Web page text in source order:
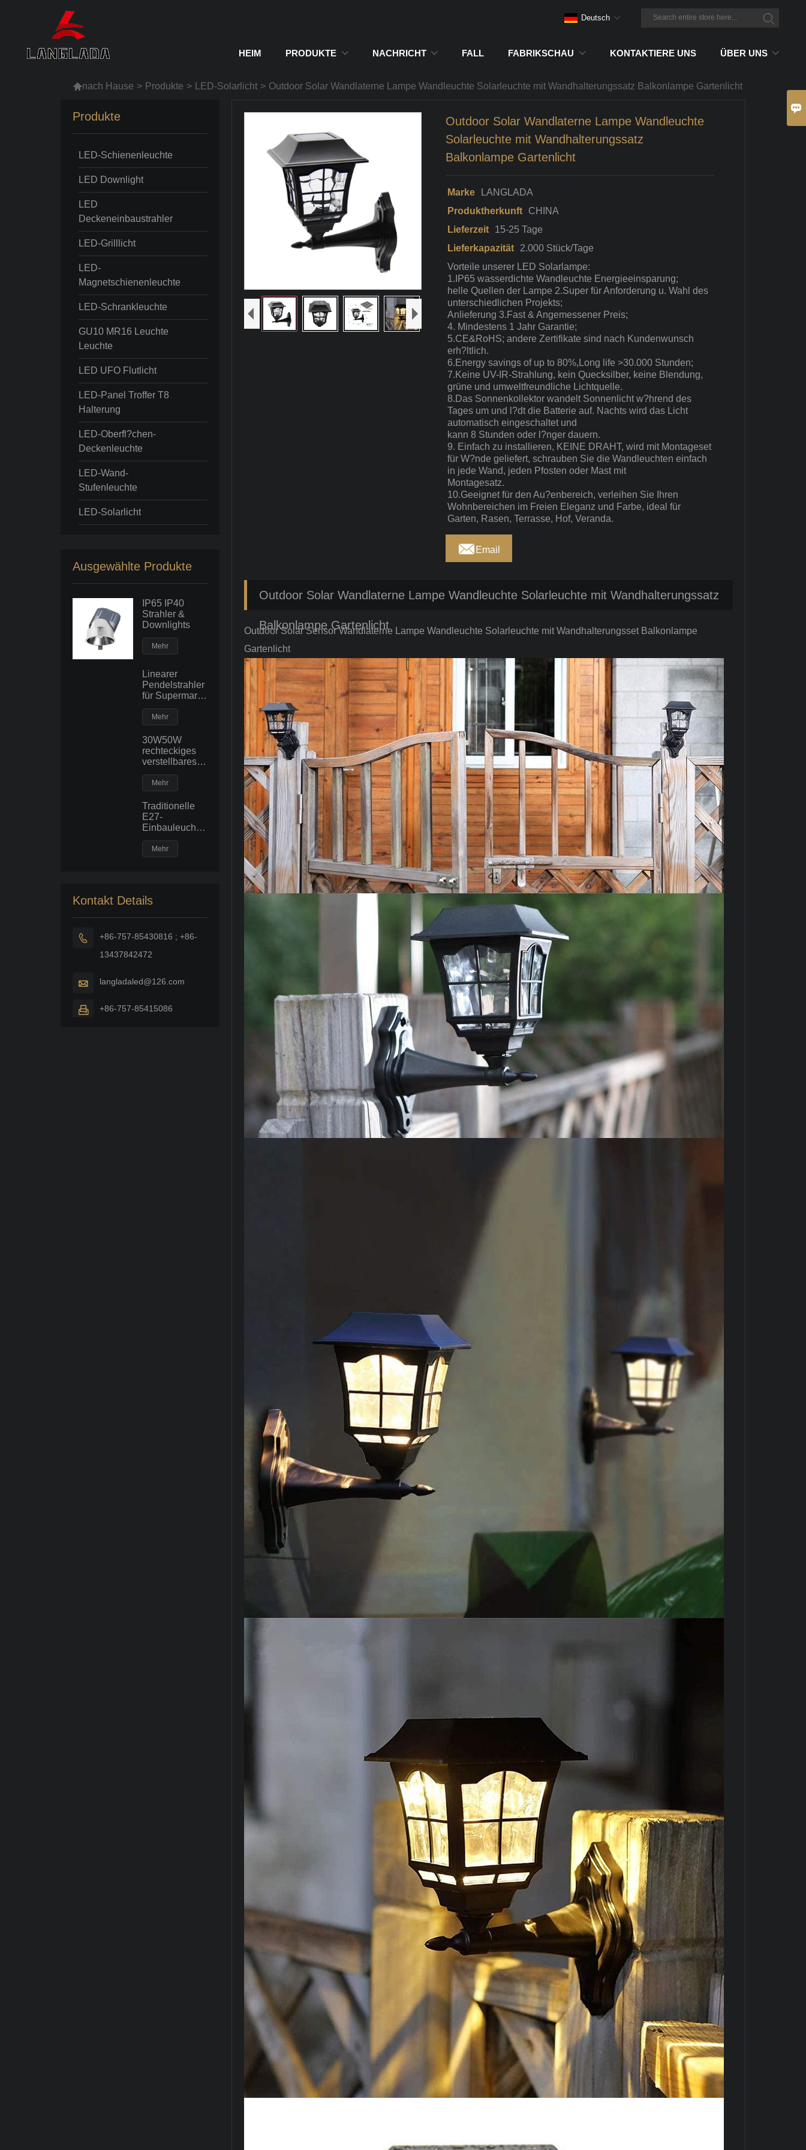
HEIM PRODUKTE NACHRICHT FALL FABRIKSCHAU KONTAKTIERE UNS ÜBER UNS
Deutsch
nach Hause > Produkte > LED-Solarlicht > Outdoor Solar Wandlaterne Lampe Wandleuchte Solarleuchte mit Wandhalterungssatz Balkonlampe Gartenlicht
Produkte
LED-Schienenleuchte
LED Downlight
LED
Deckeneinbaustrahler
LED-Grilllicht
LED-
Magnetschienenleuchte
LED-Schrankleuchte
GU10 MR16 Leuchte
Leuchte
LED UFO Flutlicht
LED-Panel Troffer T8
Halterung
LED-Oberfl?chen-
Deckenleuchte
LED-Wand-
Stufenleuchte
LED-Solarlicht
Ausgewählte Produkte
IP65 IP40
Strahler &
Downlights
Mehr
Linearer
Pendelstrahler
für Supermarkt-
Einzelhandelsgesch?
fteMehr
30W50W
rechteckiges
verstellbares
LED-Downlight
Big Power
Deckeneinbaustrahler
Flutlicht
Mehr
Traditionelle
E27-
Einbauleuchte
in horizontaler
Ausführung mit
fluoreszierender
Mehr
Kontakt Details

+86-757-85430816 ; +86-
13437842472
 langladaled@126.com
 +86-757-85415086
Outdoor Solar Wandlaterne Lampe Wandleuchte
Solarleuchte mit Wandhalterungssatz
Balkonlampe Gartenlicht
Marke
LANGLADA
Produktherkunft
CHINA
Lieferzeit
15-25 Tage
Lieferkapazität
2.000 Stück/Tage
Vorteile unserer LED Solarlampe:
1.IP65 wasserdichte Wandleuchte Energieeinsparung;
helle Quellen der Lampe 2.Super für Anforderung u. Wahl des
unterschiedlichen Projekts;
Anlieferung 3.Fast & Angemessener Preis;
4. Mindestens 1 Jahr Garantie;
5.CE&RoHS; andere Zertifikate sind nach Kundenwunsch
erh?ltlich.
6.Energy savings of up to 80%,Long life >30.000 Stunden;
7.Keine UV-IR-Strahlung, kein Quecksilber, keine Blendung,
grüne und umweltfreundliche Lichtquelle.
8.Das Sonnenkollektor wandelt Sonnenlicht w?hrend des
Tages um und l?dt die Batterie auf. Nachts wird das Licht
automatisch eingeschaltet und
kann 8 Stunden oder l?nger dauern.
9. Einfach zu installieren, KEINE DRAHT, wird mit Montageset
für W?nde geliefert, schrauben Sie die Wandleuchten einfach
in jede Wand, jeden Pfosten oder Mast mit
Montagesatz.
10.Geeignet für den Au?enbereich, verleihen Sie Ihren
Wohnbereichen im Freien Eleganz und Farbe, ideal für
Garten, Rasen, Terrasse, Hof, Veranda.
 Email
Outdoor Solar Wandlaterne Lampe Wandleuchte Solarleuchte mit Wandhalterungssatz
Balkonlampe Gartenlicht
Outdoor Solar Sensor Wandlaterne Lampe Wandleuchte Solarleuchte mit Wandhalterungsset Balkonlampe
Gartenlicht
